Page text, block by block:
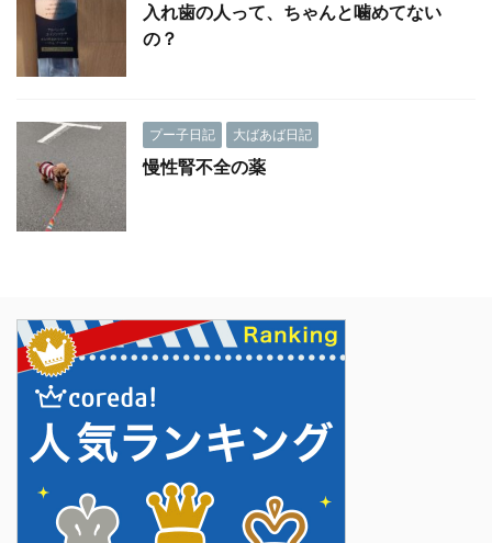
入れ歯の人って、ちゃんと噛めてない
の？
プー子日記 大ばあば日記
慢性腎不全の薬